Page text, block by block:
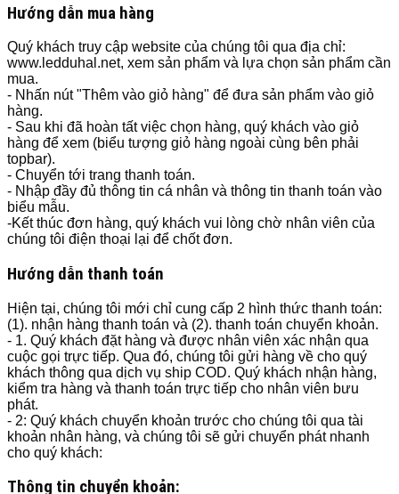
Hướng dẫn mua hàng
Quý khách truy cập website của chúng tôi qua địa chỉ:
www.ledduhal.net, xem sản phẩm và lựa chọn sản phẩm cần
mua.
- Nhấn nút "Thêm vào giỏ hàng" để đưa sản phẩm vào giỏ
hàng.
- Sau khi đã hoàn tất việc chọn hàng, quý khách vào giỏ
hàng để xem (biểu tượng giỏ hàng ngoài cùng bên phải
topbar).
- Chuyển tới trang thanh toán.
- Nhập đầy đủ thông tin cá nhân và thông tin thanh toán vào
biểu mẫu.
-Kết thúc đơn hàng, quý khách vui lòng chờ nhân viên của
chúng tôi điện thoại lại để chốt đơn.
Hướng dẫn thanh toán
Hiện tại, chúng tôi mới chỉ cung cấp 2 hình thức thanh toán:
(1). nhận hàng thanh toán và (2). thanh toán chuyển khoản.
- 1. Quý khách đặt hàng và được nhân viên xác nhận qua
cuộc gọi trực tiếp. Qua đó, chúng tôi gửi hàng về cho quý
khách thông qua dịch vụ ship COD. Quý khách nhận hàng,
kiểm tra hàng và thanh toán trực tiếp cho nhân viên bưu
phát.
- 2: Quý khách chuyển khoản trước cho chúng tôi qua tài
khoản nhân hàng, và chúng tôi sẽ gửi chuyển phát nhanh
cho quý khách:
Thông tin chuyển khoản: